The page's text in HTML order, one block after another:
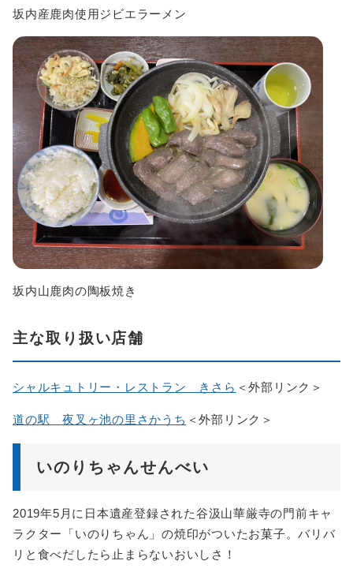
坂内産鹿肉使用ジビエラーメン
坂内山鹿肉の陶板焼き
主な取り扱い店舗
シャルキュトリー・レストラン きさら ＜外部リンク＞
道の駅 夜叉ヶ池の里さかうち ＜外部リンク＞
いのりちゃんせんべい
2019年5月に日本遺産登録された谷汲山華厳寺の門前キャ
ラクター「いのりちゃん」の焼印がついたお菓子。バリバ
リと食べだしたら止まらないおいしさ！